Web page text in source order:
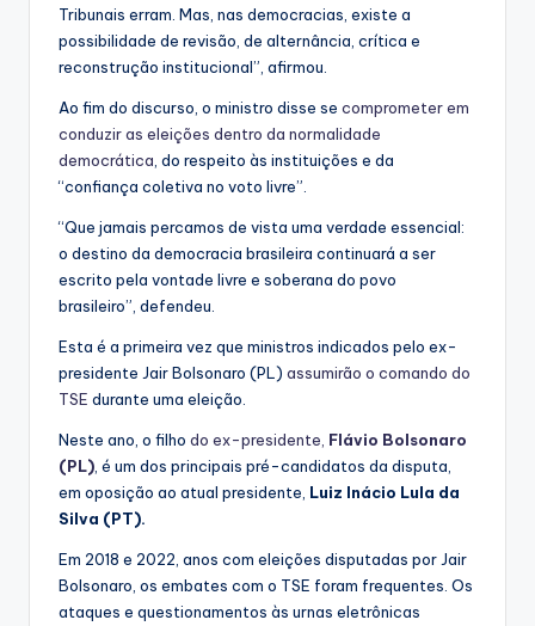
Tribunais erram. Mas, nas democracias, existe a
possibilidade de revisão, de alternância, crítica e
reconstrução institucional”, afirmou.
Ao fim do discurso, o ministro disse se comprometer em
conduzir as eleições dentro da normalidade
democrática , do respeito às instituições e da
“confiança coletiva no voto livre”.
“Que jamais percamos de vista uma verdade essencial:
o destino da democracia brasileira continuará a ser
escrito pela vontade livre e soberana do povo
brasileiro”, defendeu.
Esta é a primeira vez que ministros indicados pelo ex-
presidente Jair Bolsonaro (PL) assumirão o comando do
TSE durante uma eleição.
Neste ano, o filho do ex-presidente, Flávio Bolsonaro
(PL) , é um dos principais pré-candidatos da disputa,
em oposição ao atual presidente, Luiz Inácio Lula da
Silva (PT).
Em 2018 e 2022, anos com eleições disputadas por Jair
Bolsonaro, os embates com o TSE foram frequentes. Os
ataques e questionamentos às urnas eletrônicas